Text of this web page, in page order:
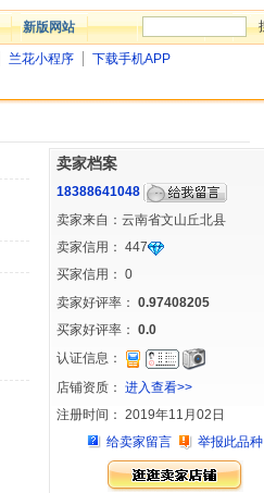
新版网站
兰花小程序
下载手机APP
卖家档案
18388641048
卖家来自：云南省文山丘北县
卖家信用： 447
买家信用： 0
卖家好评率： 0.97408205
买家好评率： 0.0
认证信息：
店铺资质： 进入查看>>
注册时间： 2019年11月02日
给卖家留言
举报此品种